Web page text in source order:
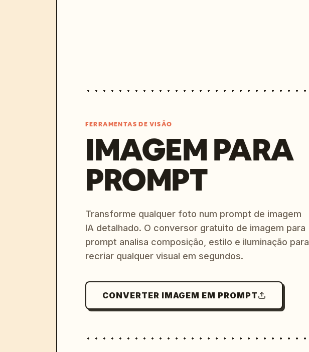
FERRAMENTAS DE VISÃO
IMAGEM PARA
PROMPT
Transforme qualquer foto num prompt de imagem
IA detalhado. O conversor gratuito de imagem para
prompt analisa composição, estilo e iluminação para
recriar qualquer visual em segundos.
CONVERTER IMAGEM EM PROMPT